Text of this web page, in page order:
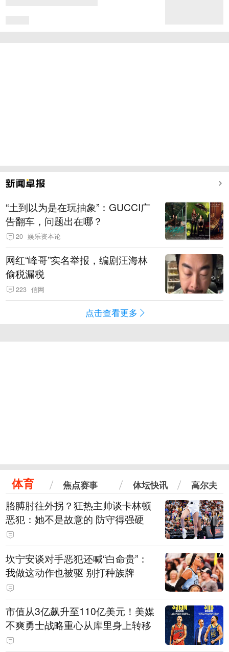
“土到以为是在玩抽象”：GUCCI广
告翻车，问题出在哪？
20 娱乐资本论
网红“峰哥”实名举报，编剧汪海林
偷税漏税
223 信网
点击查看更多
体育 焦点赛事 体坛快讯 高尔夫
胳膊肘往外拐？狂热主帅谈卡林顿
恶犯：她不是故意的 防守得强硬
坎宁安谈对手恶犯还喊“白命贵”：
我做这动作也被驱 别打种族牌
市值从3亿飙升至110亿美元！美媒
不爽勇士战略重心从库里身上转移